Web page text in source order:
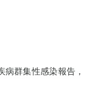
群集性感染報告，